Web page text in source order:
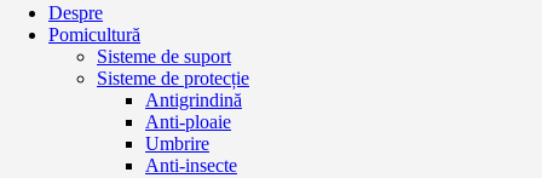
Despre
Pomicultură
Sisteme de suport
Sisteme de protecție
Antigrindină
Anti-ploaie
Umbrire
Anti-insecte